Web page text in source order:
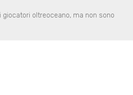
giocatori oltreoceano, ma non sono